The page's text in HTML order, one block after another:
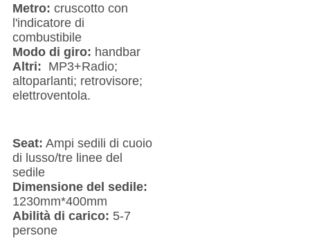
Metro: cruscotto con
l'indicatore di
combustibile
Modo di giro: handbar
Altri: MP3+Radio;
altoparlanti; retrovisore;
elettroventola.
Seat: Ampi sedili di cuoio
di lusso/tre linee del
sedile
Dimensione del sedile:
1230mm*400mm
Abilità di carico: 5-7
persone